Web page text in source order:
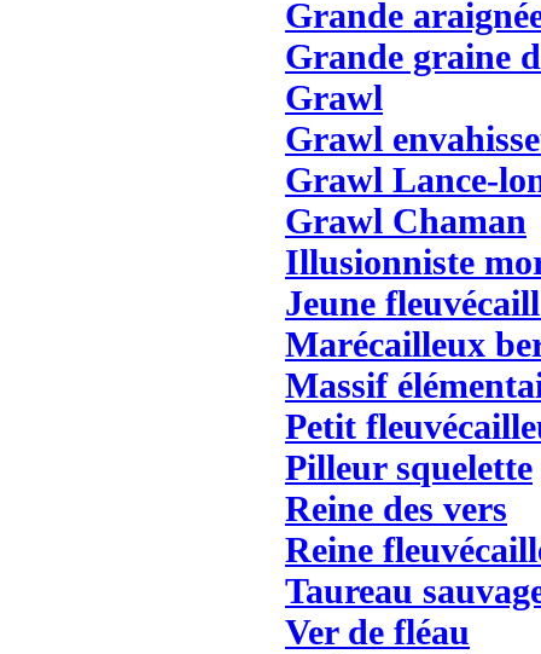
Grande
Grande graine
Grawl
Grawl
Grawl Lance-
Grawl Chaman
Illusionniste
Jeune
Marécailleux
Massif
Petit
Pilleur squelette
Reine des vers
Reine
Taureau
Ver de fléau